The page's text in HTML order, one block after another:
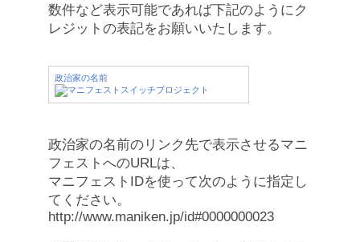
数件など表示可能であれば下記のようにク
レジットの表記をお願いいたします。
政治家の名前
政治家の名前のリンク先で表示させるマニ
フェストへのURLは、
マニフェストIDを使って次のように指定し
てください。
http://www.maniken.jp/id#0000000023